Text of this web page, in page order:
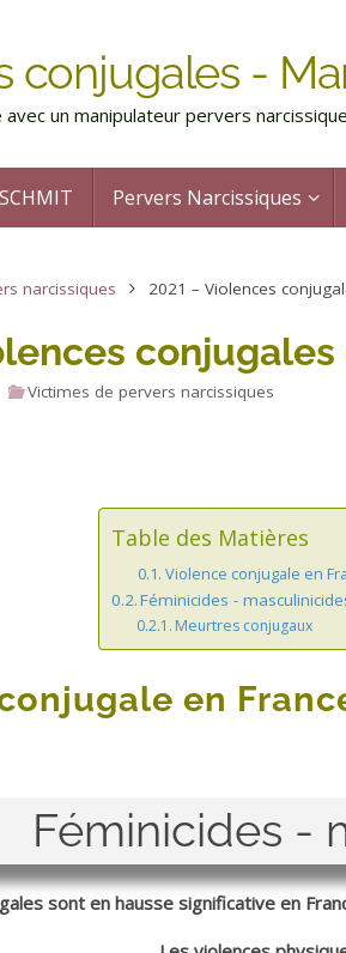
conjugales -
avec un manipulateur pervers
Pervers Narcissiques
narcissiques 2021 – Violences
conjugales
Victimes de pervers narcissiques
Table des Matières
Violence conjugale en
Féminicides -
Meurtres conjugaux
en
Féminicides -
sont en hausse significative en